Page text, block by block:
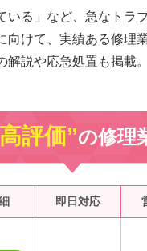
いる」など、急なトラ
向けて、実績ある修理
説や応急処置も掲載
評価”の修理
即日対応